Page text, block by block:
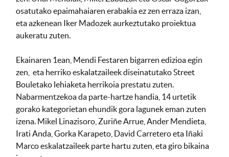
osatutako epaimahaiaren erabakia ez zen erraza izan,
eta azkenean Iker Madozek aurkeztutako proiektua
aukeratu zuten.
Ekainaren 1ean, Mendi Festaren bigarren edizioa egin
zen, eta herriko eskalatzaileek diseinatutako Street
Bouletako lehiaketa herrikoia prestatu zuten.
Nabarmentzekoa da parte-hartze handia, 14 urtetik
gorako kategorietan ehundik gora lagunek eman zuten
izena. Mikel Linazisoro, Zuriñe Arrue, Ander Mendieta,
Irati Anda, Gorka Karapeto, David Carretero eta Iñaki
Marco eskalatzaileek parte hartu zuten, eta giro bikaina